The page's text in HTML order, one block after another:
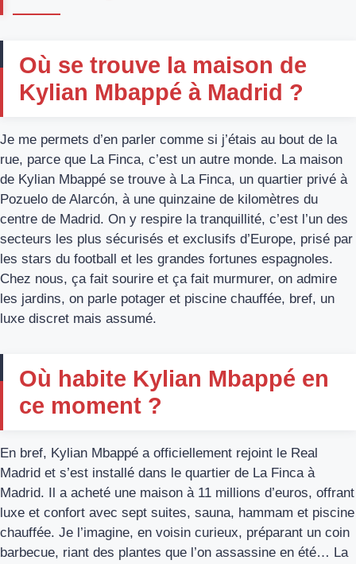
Où se trouve la maison de
Kylian Mbappé à Madrid ?
Je me permets d’en parler comme si j’étais au bout de la
rue, parce que La Finca, c’est un autre monde. La maison
de Kylian Mbappé se trouve à La Finca, un quartier privé à
Pozuelo de Alarcón, à une quinzaine de kilomètres du
centre de Madrid. On y respire la tranquillité, c’est l’un des
secteurs les plus sécurisés et exclusifs d’Europe, prisé par
les stars du football et les grandes fortunes espagnoles.
Chez nous, ça fait sourire et ça fait murmurer, on admire
les jardins, on parle potager et piscine chauffée, bref, un
luxe discret mais assumé.
Où habite Kylian Mbappé en
ce moment ?
En bref, Kylian Mbappé a officiellement rejoint le Real
Madrid et s’est installé dans le quartier de La Finca à
Madrid. Il a acheté une maison à 11 millions d’euros, offrant
luxe et confort avec sept suites, sauna, hammam et piscine
chauffée. Je l’imagine, en voisin curieux, préparant un coin
barbecue, riant des plantes que l’on assassine en été… La